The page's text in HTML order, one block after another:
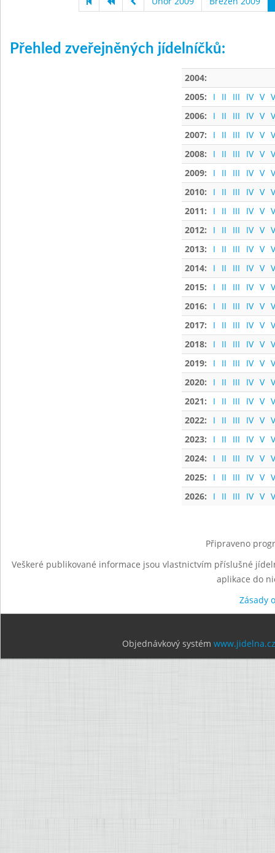
Přehled zveřejněných jídelníčků:
2004:
2005:
I II III IV V
2006:
I II III IV V
2007:
I II III IV V
2008:
I II III IV V
2009:
I II III IV V
2010:
I II III IV V
2011:
I II III IV V
2012:
I II III IV V
2013:
I II III IV V
2014:
I II III IV V
2015:
I II III IV V
2016:
I II III IV V
2017:
I II III IV V
2018:
I II III IV V
2019:
I II III IV V
2020:
I II III IV V
2021:
I II III IV V
2022:
I II III IV V
2023:
I II III IV V
2024:
I II III IV V
2025:
I II III IV V
2026:
I II III IV V
Připraveno
Veškeré publikované informace jsou vlastnictvím příslušné
aplikace do
Zásady
Objednávkový systém www.jidelna.cz